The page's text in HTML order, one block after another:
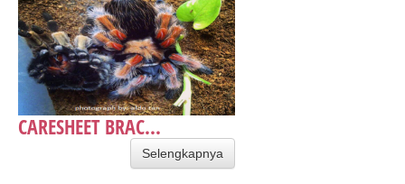
CARESHEET BRAC...
Selengkapnya